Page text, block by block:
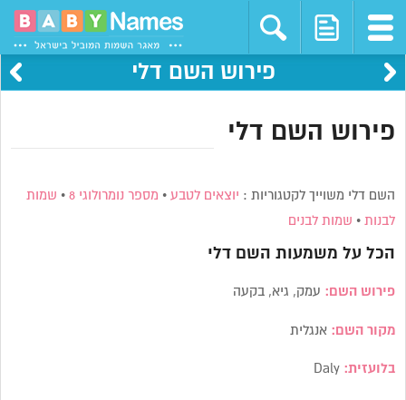
פירוש השם דלי
פירוש השם דלי
השם דלי משוייך לקטגוריות : יוצאים לטבע • מספר נומרולוגי 8 • שמות
לבנות • שמות לבנים
הכל על משמעות השםדלי
פירוש השם: עמק, גיא, בקעה
מקור השם: אנגלית
בלועזית: Daly